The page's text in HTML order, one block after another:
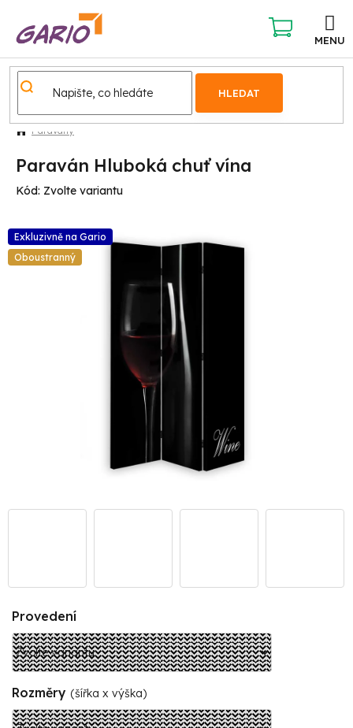
obsah
HLEDAT
NÁKUPNÍ
KOŠÍK
Paravány
Paraván Hluboká chuť vína
Kód: Zvolte variantu
Exkluzivně na Gario
Oboustranný
Provedení
Rozměry (šířka x výška)